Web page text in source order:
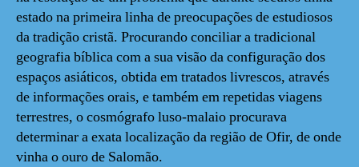
estado na primeira linha de preocupações de estudiosos
da tradição cristã. Procurando conciliar a tradicional
geografia bíblica com a sua visão da configuração dos
espaços asiáticos, obtida em tratados livrescos, através
de informações orais, e também em repetidas viagens
terrestres, o cosmógrafo luso-malaio procurava
determinar a exata localização da região de Ofir, de onde
vinha o ouro de Salomão.